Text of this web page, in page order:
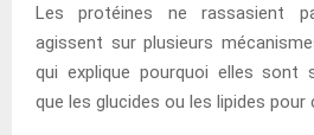
Les protéines ne rassasient
agissent sur plusieurs
qui explique pourquoi elles sont
que les glucides ou les lipides pour